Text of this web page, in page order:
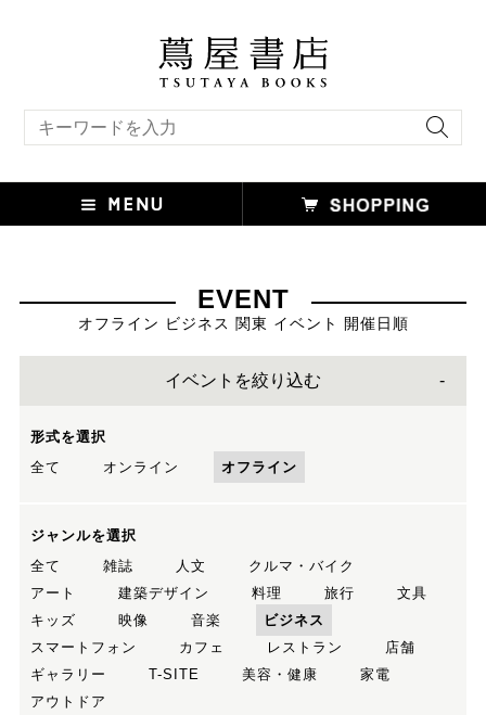
EVENT
オフライン ビジネス 関東 イベント 開催日順
イベントを絞り込む
形式を選択
全て
オンライン オフライン
ジャンルを選択
全て
雑誌 人文
クルマ・バイク
アート
建築デザイン 料理 旅行
文具
キッズ
映像 音楽
ビジネス
スマートフォン
カフェ レストラン
店舗
ギャラリー
T-SITE 美容・健康
家電
アウトドア